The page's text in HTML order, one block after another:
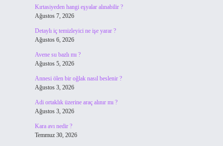
Kırtasiyeden hangi eşyalar alınabilir ?
Ağustos 7, 2026
Detaylı iç temizleyici ne işe yarar ?
Ağustos 6, 2026
Avene su bazlı mı ?
Ağustos 5, 2026
Annesi ölen bir oğlak nasıl beslenir ?
Ağustos 3, 2026
Adi ortaklık üzerine araç alınır mı ?
Ağustos 3, 2026
Kara avı nedir ?
Temmuz 30, 2026